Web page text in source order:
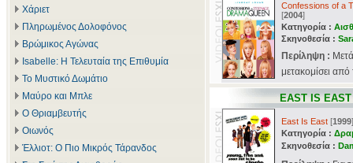
Χάριετ
Πληρωμένος Δολοφόνος
Βρώμικος Αγώνας
Isabelle: Η Τελευταία της Επιθυμία
Το Μυστικό Δωμάτιο
Μαύρο και Μπλε
Ο Θριαμβευτής
Οιωνός
Έλλιοτ: Ο Πιο Μικρός Τάρανδος
Confessions of a
[2004]
Κατηγορία :
Σκηνοθεσία :
Περίληψη :
μετακομίσει
EAST IS EAST
East Is East [1999]
Κατηγορία :
Σκηνοθεσία :